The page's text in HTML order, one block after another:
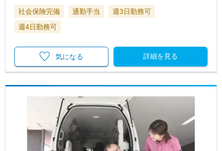
社会保険完備 通勤手当
週3日勤務可
週4日勤務可
詳細を見る
気になる